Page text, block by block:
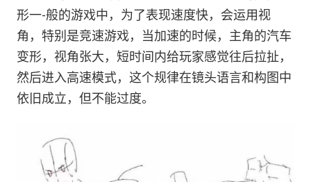
形一-般的游戏中，为了表现速度快，会运用视
角，特别是竞速游戏，当加速的时候，主角的汽车
变形，视角张大，短时间内给玩家感觉往后拉扯，
然后进入高速模式，这个规律在镜头语言和构图中
依旧成立，但不能过度。